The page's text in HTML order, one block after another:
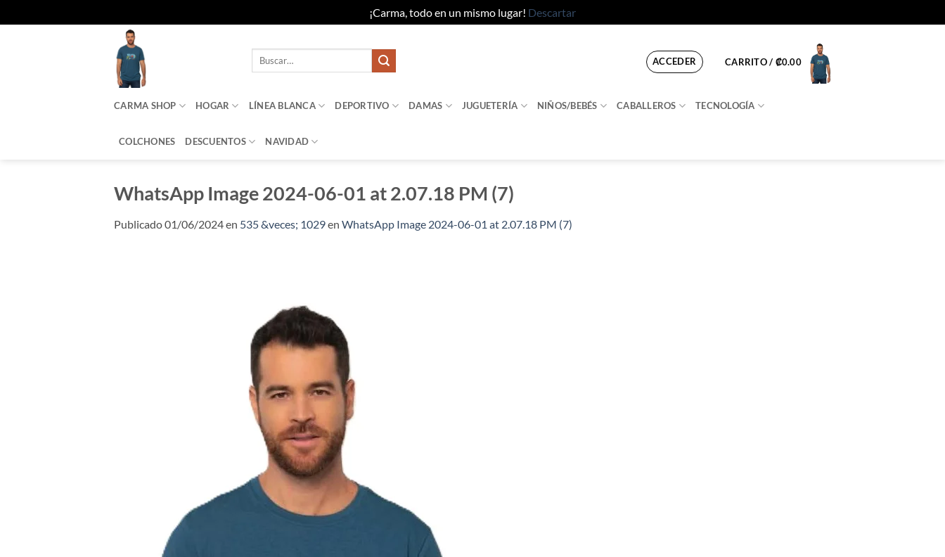
¡Carma, todo en un mismo lugar! Descartar
Buscar
ACCEDER CARRITO / ₡0.00
CARMA SHOP HOGAR LÍNEA BLANCA DEPORTIVO DAMAS JUGUETERÍA NIÑOS/BEBÉS CABALLEROS TECNOLOGÍA
COLCHONES DESCUENTOS NAVIDAD
WhatsApp Image 2024-06-01 at 2.07.18 PM (7)
Publicado01/06/2024en 535 &veces; 1029en WhatsApp Image 2024-06-01 at 2.07.18 PM (7)